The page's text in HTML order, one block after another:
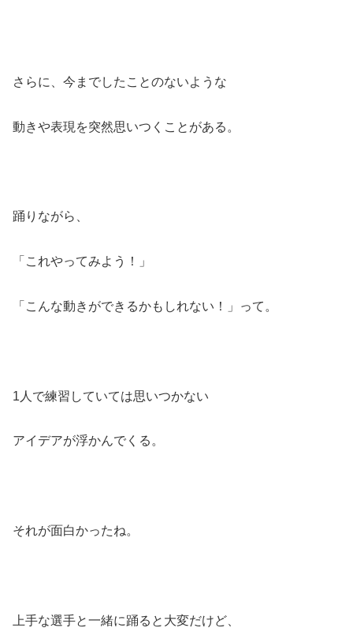
さらに、今までしたことのないような
動きや表現を突然思いつくことがある。
踊りながら、
「これやってみよう！」
「こんな動きができるかもしれない！」って。
1人で練習していては思いつかない
アイデアが浮かんでくる。
それが面白かったね。
上手な選手と一緒に踊ると大変だけど、